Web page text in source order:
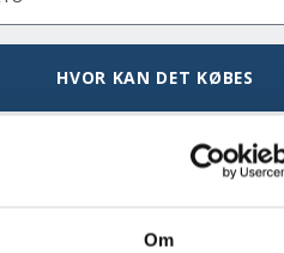
Om
HVOR KAN DET KØBES